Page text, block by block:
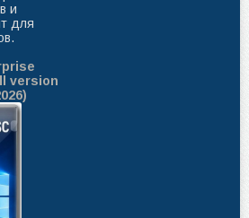
и
для
version